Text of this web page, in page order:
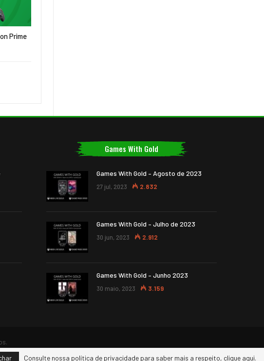
Prime
Games With Gold
Games With Gold – Agosto de 2023
27 jul, 2023 2.832
Games With Gold – Julho de 2023
30 jun, 2023 2.912
Games With Gold – Junho 2023
30 maio, 2023 3.159
Consulte nossa política de privacidade para saber mais a respeito, clique aqui.